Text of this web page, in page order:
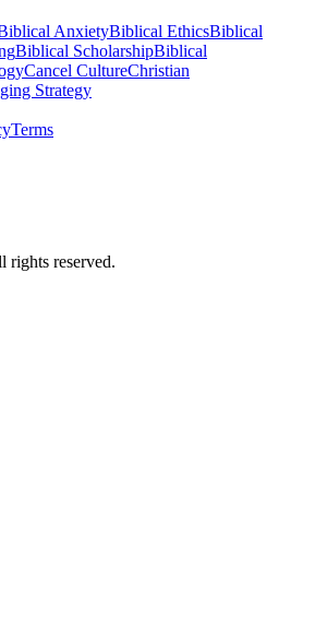
AnxietyBiblical EthicsBiblical
Biblical ScholarshipBiblical
Cancel CultureChristian
Strategy
Terms
rights reserved.